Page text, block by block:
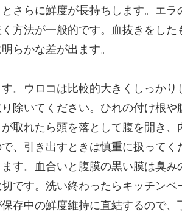
さらに鮮度が長持ちします。エラ
方法が一般的です。血抜きをした
らかな差が出ます。
。ウロコは比較的大きくしっかり
除いてください。ひれの付け根や
取れたら頭を落として腹を開き、
、引き出すときは慎重に扱ってく
す。血合いと腹膜の黒い膜は臭み
です。洗い終わったらキッチンペ
存中の鮮度維持に直結するので、